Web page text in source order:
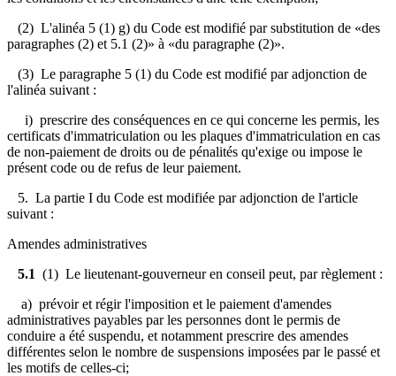
(2) L'alinéa 5 (1) g) du Code est modifié par substitution de «des
paragraphes (2) et 5.1 (2)» à «du paragraphe (2)».
(3) Le paragraphe 5 (1) du Code est modifié par adjonction de
l'alinéa suivant :
i) prescrire des conséquences en ce qui concerne les permis, les
certificats d'immatriculation ou les plaques d'immatriculation en cas
de non-paiement de droits ou de pénalités qu'exige ou impose le
présent code ou de refus de leur paiement.
5. La partie I du Code est modifiée par adjonction de l'article
suivant :
Amendes administratives
5.1 (1) Le lieutenant-gouverneur en conseil peut, par règlement :
a) prévoir et régir l'imposition et le paiement d'amendes
administratives payables par les personnes dont le permis de
conduire a été suspendu, et notamment prescrire des amendes
différentes selon le nombre de suspensions imposées par le passé et
les motifs de celles-ci;